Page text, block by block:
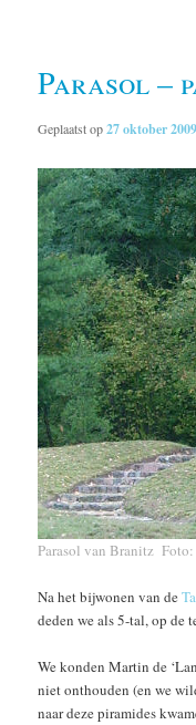
Parasol –
Geplaatst op27 oktober 2009
Parasol van Branitz
Na het bijwonen van de
deden we als 5-tal, op de
We konden Martin de
niet onthouden (en we
naar deze piramides